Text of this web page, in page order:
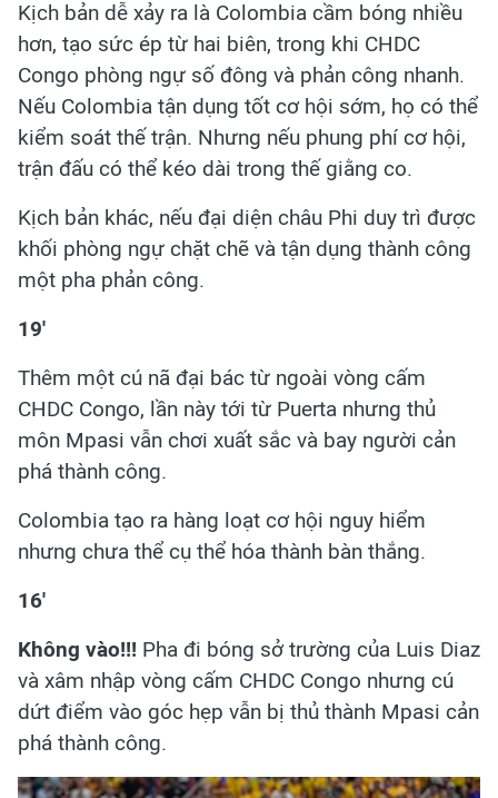
Kịch bản dễ xảy ra là Colombia cầm bóng nhiều
hơn, tạo sức ép từ hai biên, trong khi CHDC
Congo phòng ngự số đông và phản công nhanh.
Nếu Colombia tận dụng tốt cơ hội sớm, họ có thể
kiểm soát thế trận. Nhưng nếu phung phí cơ hội,
trận đấu có thể kéo dài trong thế giằng co.
Kịch bản khác, nếu đại diện châu Phi duy trì được
khối phòng ngự chặt chẽ và tận dụng thành công
một pha phản công.
19'
Thêm một cú nã đại bác từ ngoài vòng cấm
CHDC Congo, lần này tới từ Puerta nhưng thủ
môn Mpasi vẫn chơi xuất sắc và bay người cản
phá thành công.
Colombia tạo ra hàng loạt cơ hội nguy hiểm
nhưng chưa thể cụ thể hóa thành bàn thắng.
16'
Không vào!!! Pha đi bóng sở trường của Luis Diaz
và xâm nhập vòng cấm CHDC Congo nhưng cú
dứt điểm vào góc hẹp vẫn bị thủ thành Mpasi cản
phá thành công.